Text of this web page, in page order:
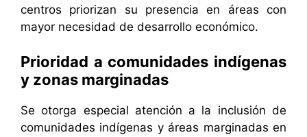
centros priorizan su presencia en áreas con
mayor necesidad de desarrollo económico.
Prioridad a comunidades indígenas
y zonas marginadas
Se otorga especial atención a la inclusión de
comunidades indígenas y áreas marginadas en